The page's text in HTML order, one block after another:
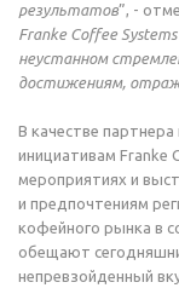
результатов”, -
Franke Coffee
неустанном
достижениям,
В качестве
инициативам Franke
мероприятиях и
и предпочтениям
кофейного рынка в
обещают
непревзойденный